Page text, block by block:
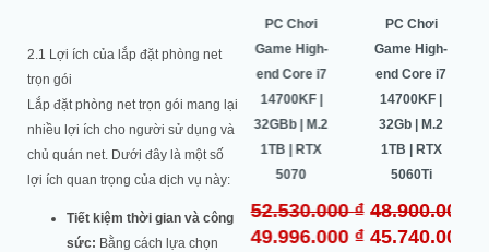
2.1 Lợi ích của lắp đặt phòng net
trọn gói
Lắp đặt phòng net trọn gói mang lại
nhiều lợi ích cho người sử dụng và
chủ quán net. Dưới đây là một số
lợi ích quan trọng của dịch vụ này:
Tiết kiệm thời gian và công
sức: Bằng cách lựa chọn
High-end
Core i7
14700K |
32G | M.2
1TB | RTX
5070 OC
64.500.000₫
60.987.000₫
High-end
14600KF |
32Gb | M.2
1TB | RTX
5070Ti
52.549.000
50.443.000
50.443.000 ₫.
PC Chơi
Game High-
end Core i7
14700KF |
32GBb | M.2
1TB | RTX
5070
52.530.000₫
49.996.000 ₫
49.996.000 ₫.
PC Chơi
Game High-
end Core i7
14700KF |
32Gb | M.2
1TB | RTX
5060Ti
48.900.000
45.740.000